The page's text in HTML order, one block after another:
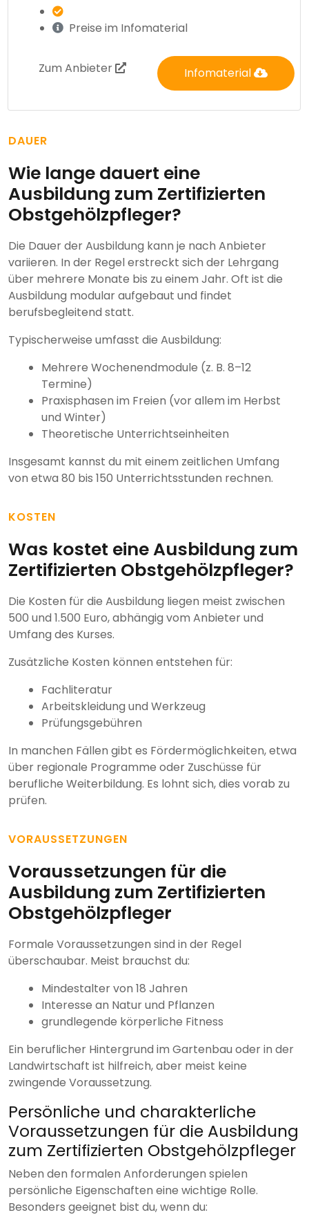
Preise im Infomaterial
Zum Anbieter Infomaterial
DAUER
Wie lange dauert eine
Ausbildung zum Zertifizierten
Obstgehölzpfleger?
Die Dauer der Ausbildung kann je nach Anbieter
variieren. In der Regel erstreckt sich der Lehrgang
über mehrere Monate bis zu einem Jahr. Oft ist die
Ausbildung modular aufgebaut und findet
berufsbegleitend statt.
Typischerweise umfasst die Ausbildung:
Mehrere Wochenendmodule (z. B. 8–12
Termine)
Praxisphasen im Freien (vor allem im Herbst
und Winter)
Theoretische Unterrichtseinheiten
Insgesamt kannst du mit einem zeitlichen Umfang
von etwa 80 bis 150 Unterrichtsstunden rechnen.
KOSTEN
Was kostet eine Ausbildung zum
Zertifizierten Obstgehölzpfleger?
Die Kosten für die Ausbildung liegen meist zwischen
500 und 1.500 Euro, abhängig vom Anbieter und
Umfang des Kurses.
Zusätzliche Kosten können entstehen für:
Fachliteratur
Arbeitskleidung und Werkzeug
Prüfungsgebühren
In manchen Fällen gibt es Fördermöglichkeiten, etwa
über regionale Programme oder Zuschüsse für
berufliche Weiterbildung. Es lohnt sich, dies vorab zu
prüfen.
VORAUSSETZUNGEN
Voraussetzungen für die
Ausbildung zum Zertifizierten
Obstgehölzpfleger
Formale Voraussetzungen sind in der Regel
überschaubar. Meist brauchst du:
Mindestalter von 18 Jahren
Interesse an Natur und Pflanzen
grundlegende körperliche Fitness
Ein beruflicher Hintergrund im Gartenbau oder in der
Landwirtschaft ist hilfreich, aber meist keine
zwingende Voraussetzung.
Persönliche und charakterliche
Voraussetzungen für die Ausbildung
zum Zertifizierten Obstgehölzpfleger
Neben den formalen Anforderungen spielen
persönliche Eigenschaften eine wichtige Rolle.
Besonders geeignet bist du, wenn du: